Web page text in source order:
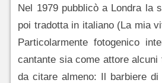
Nel 1979 pubblicò a Londra la
poi tradotta in italiano (La mia
Particolarmente fotogenico
cantante sia come attore
da citare almeno: Il barbiere